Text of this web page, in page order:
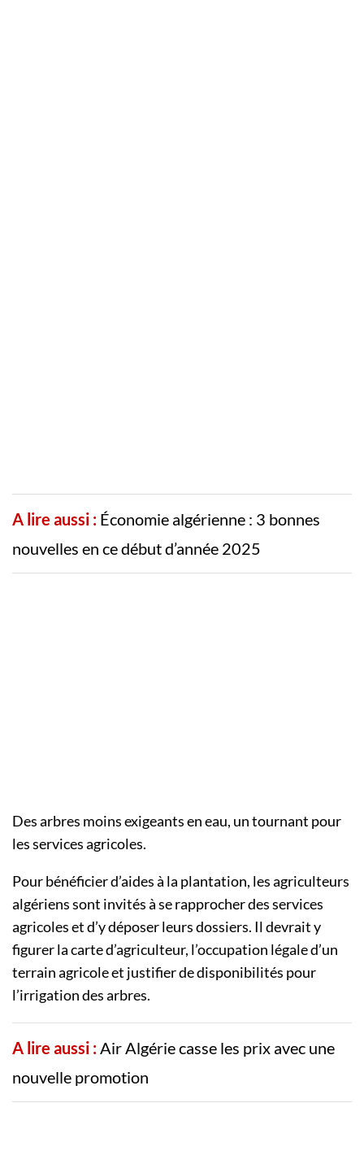
A lire aussi : Économie algérienne : 3 bonnes
nouvelles en ce début d’année 2025
Des arbres moins exigeants en eau, un tournant pour
les services agricoles.
Pour bénéficier d’aides à la plantation, les agriculteurs
algériens sont invités à se rapprocher des services
agricoles et d’y déposer leurs dossiers. Il devrait y
figurer la carte d’agriculteur, l’occupation légale d’un
terrain agricole et justifier de disponibilités pour
l’irrigation des arbres.
A lire aussi :Air Algérie casse les prix avec une
nouvelle promotion